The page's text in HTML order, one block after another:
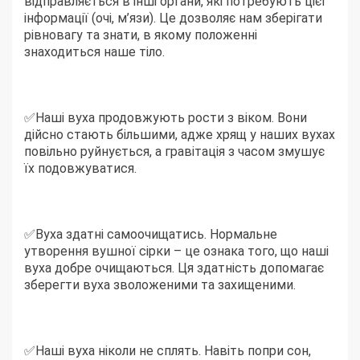
інформації (очі, м’язи). Це дозволяє нам зберігати
рівновагу та знати, в якому положенні
знаходиться наше тіло.
✅Наші вуха продовжують рости з віком. Вони
дійсно стають більшими, адже хрящ у наших вухах
повільно руйнується, а гравітація з часом змушує
їх подовжуватися.
✅Вуха здатні самоочищатись. Нормальне
утворення вушної сірки – це ознака того, що наші
вуха добре очищаються. Ця здатність допомагає
зберегти вуха зволоженими та захищеними.
✅Наші вуха ніколи не сплять. Навіть попри сон,